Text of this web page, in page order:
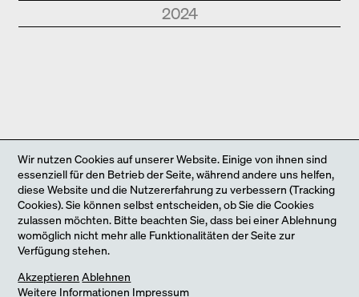
2024
Kurznotizen
ÜBER TOURISMUS
Park Books
2024
Kurznotizen
ARCHITEKTUR UND KLIMAWANDEL
Edition Detail
2024
Jetzt neu: unser Online-Shop
Wir nutzen Cookies auf unserer Website. Einige von ihnen sind
essenziell für den Betrieb der Seite, während andere uns helfen,
diese Website und die Nutzererfahrung zu verbessern (Tracking
Cookies). Sie können selbst entscheiden, ob Sie die Cookies
zulassen möchten. Bitte beachten Sie, dass bei einer Ablehnung
womöglich nicht mehr alle Funktionalitäten der Seite zur
Verfügung stehen.
Akzeptieren Ablehnen
Weitere Informationen Impressum